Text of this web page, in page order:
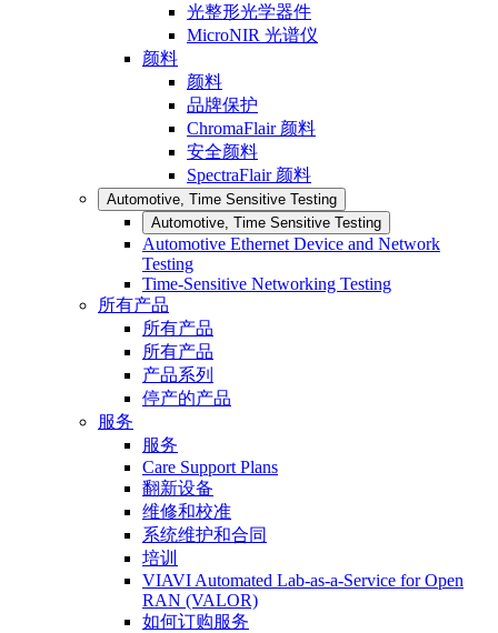
光整形光学器件
MicroNIR 光谱仪
颜料
颜料
品牌保护
ChromaFlair 颜料
安全颜料
SpectraFlair 颜料
Automotive, Time Sensitive Testing
Automotive, Time Sensitive Testing
Automotive Ethernet Device and Network
Testing
Time-Sensitive Networking Testing
所有产品
所有产品
所有产品
产品系列
停产的产品
服务
服务
Care Support Plans
翻新设备
维修和校准
系统维护和合同
培训
VIAVI Automated Lab-as-a-Service for Open
RAN (VALOR)
如何订购服务